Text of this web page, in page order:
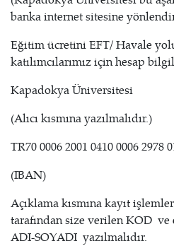
banka internet sitesine
Eğitim ücretini EFT/ Havale
katılımcılarımız için hesap
Kapadokya Üniversitesi
(Alıcı kısmına yazılmalıdır.)
TR70 0006 2001 0410 0006 2978
(IBAN)
Açıklama kısmına kayıt
tarafından size verilen KOD
ADI-SOYADI yazılmalıdır.